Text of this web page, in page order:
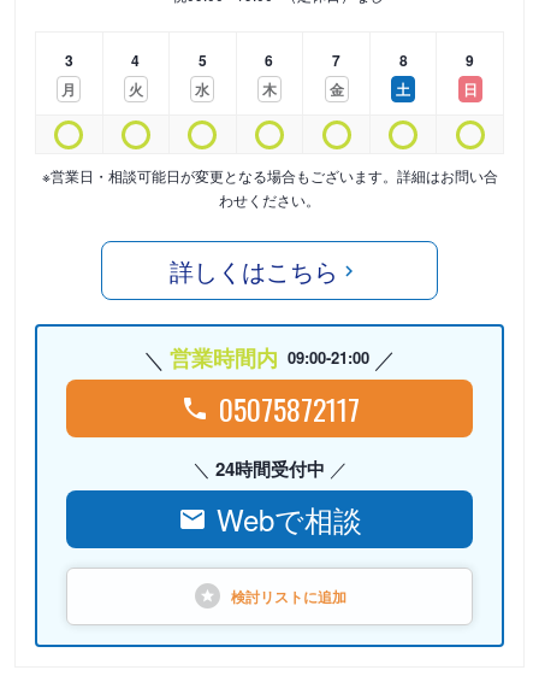
3
月
4
火
5
水
6
木
7
金
8
土
9
日
※営業日・相談可能日が変更となる場合もございます。詳細はお問い合
わせください。
詳しくはこちら
営業時間内 09:00-21:00
05075872117
24時間受付中
Webで相談
検討リストに追加